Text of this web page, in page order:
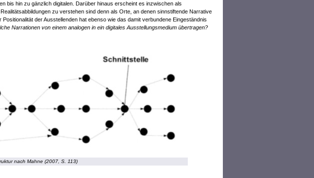
bis hin zu gänzlich digitalen. Darüber hinaus erscheint es inzwischen als
zu verstehen sind denn als Orte, an denen sinnstiftende Narrative
der Ausstellenden hat ebenso wie das damit verbundene Eingeständnis
Narrationen von einem analogen in ein digitales Ausstellungsmedium übertragen?
nach Mahne (2007, S. 113)